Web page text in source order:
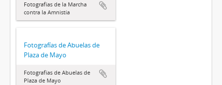
Fotografías de la Marcha
contra la Amnistía
Fotografías de Abuelas de
Plaza de Mayo
Fotografías de Abuelas de
Plaza de Mayo